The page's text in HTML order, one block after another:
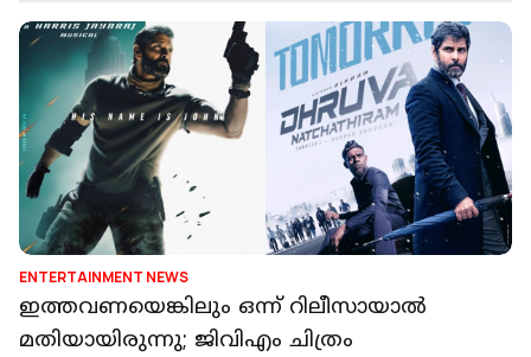
ENTERTAINMENT NEWS
ഇത്തവണയെങ്കിലും ഒന്ന് റിലീസായാൽ
മതിയായിരുന്നു; ജിവിഎം ചിത്രം